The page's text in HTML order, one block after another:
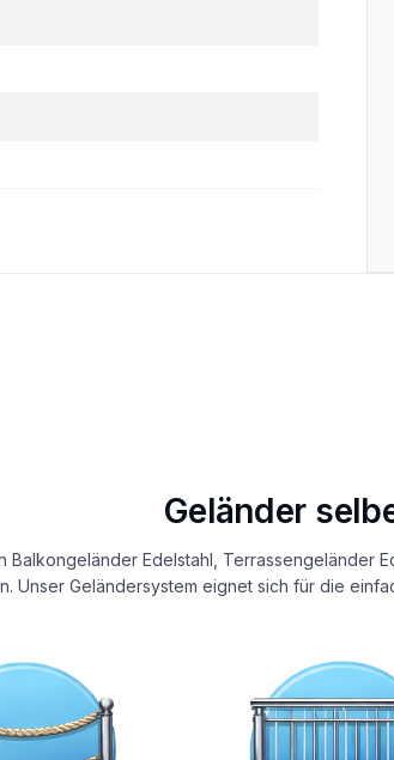
Geländer
Balkongeländer Edelstahl, Terrassengeländer
Unser Geländersystem eignet sich für die